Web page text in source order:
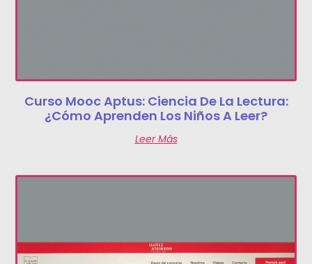
Curso Mooc Aptus: Ciencia De La Lectura:
¿cómo Aprenden Los Niños A Leer?
Leer Más